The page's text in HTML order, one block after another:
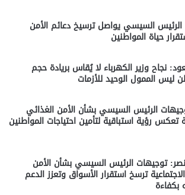
الرئيس السيسي يواصل ترسيخ دعائم الأمن
حياة المواطنين
نجاح وزير الكهرباء لا يُقاس بريادة حجم
ليس الممول الوحيد للأزمات
الرئيس السيسي بشأن الأمن الغذائي
تعكس رؤية استباقية لتأمين احتياجات المواطنين
توجيهات الرئيس السيسي بشأن الأمن
ترسخ استقرار الأسواق وتعزز الدعم